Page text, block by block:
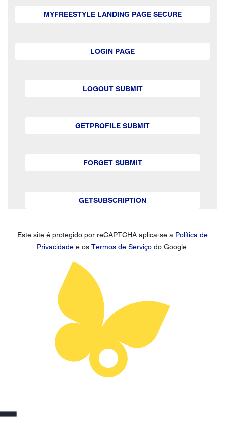
MYFREESTYLE LANDING PAGE SECURE
LOGIN PAGE
LOGOUT SUBMIT
GETPROFILE SUBMIT
FORGET SUBMIT
GETSUBSCRIPTION
Este site é protegido por reCAPTCHA aplica-se a Política de
Privacidadee os Termos de Serviçodo Google.